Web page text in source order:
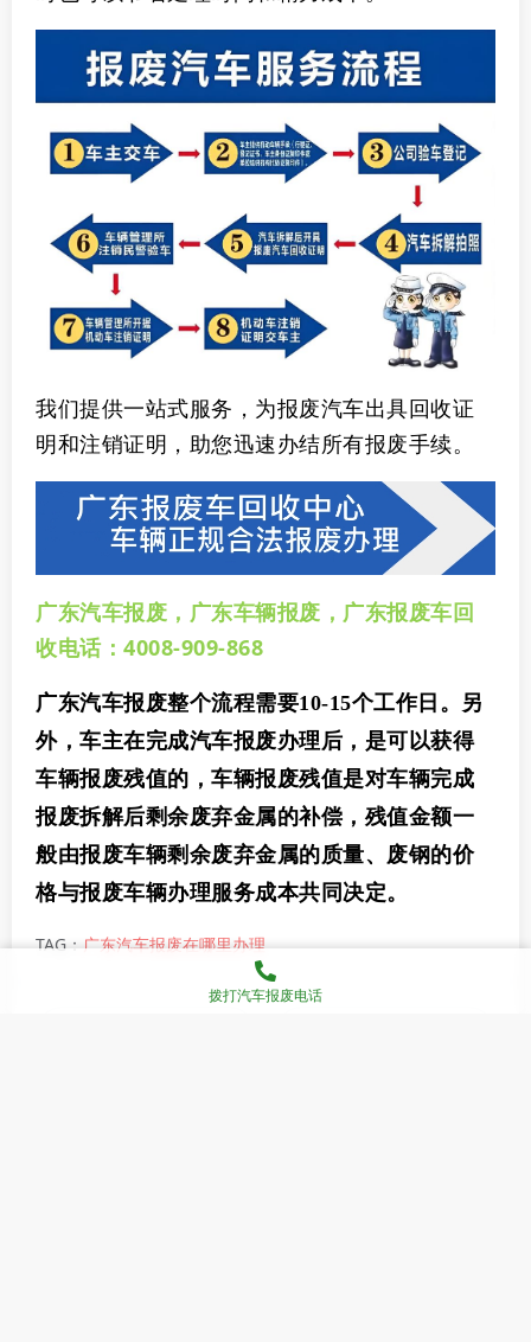
我们提供一站式服务，为报废汽车出具回收证
明和注销证明，助您迅速办结所有报废手续。
广东汽车报废，广东车辆报废，广东报废车回
收电话：4008-909-868
广东汽车报废整个流程需要10-15个工作日。另
外，车主在完成汽车报废办理后，是可以获得
车辆报废残值的，车辆报废残值是对车辆完成
报废拆解后剩余废弃金属的补偿，残值金额一
般由报废车辆剩余废弃金属的质量、废钢的价
格与报废车辆办理服务成本共同决定。
TAG： 广东汽车报废在哪里办理
拨打汽车报废电话